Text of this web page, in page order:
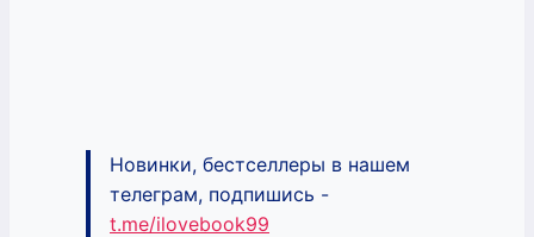
Новинки, бестселлеры в нашем
телеграм, подпишись -
t.me/ilovebook99